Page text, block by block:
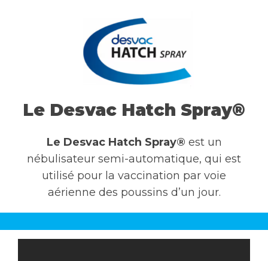
CONTACTEZ-NOUS
Ceva dans le monde
Le Desvac Hatch Spray®
Le Desvac Hatch Spray® est un
nébulisateur semi-automatique, qui est
utilisé pour la vaccination par voie
aérienne des poussins d’un jour.